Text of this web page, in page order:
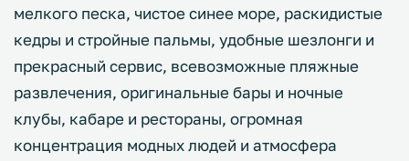
мелкого песка, чистое синее море, раскидистые
кедры и стройные пальмы, удобные шезлонги и
прекрасный сервис, всевозможные пляжные
развлечения, оригинальные бары и ночные
клубы, кабаре и рестораны, огромная
концентрация модных людей и атмосфера